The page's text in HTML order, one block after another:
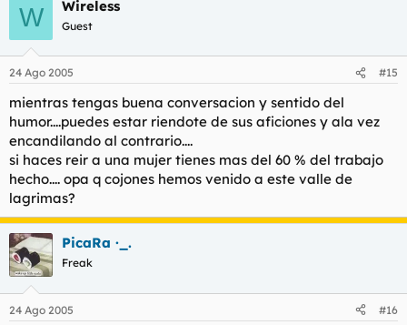
W Wireless
Guest
24 Ago 2005 #15
mientras tengas buena conversacion y sentido del
humor....puedes estar riendote de sus aficiones y ala vez
encandilando al contrario....
si haces reir a una mujer tienes mas del 60 % del trabajo
hecho.... opa q cojones hemos venido a este valle de
lagrimas?
PicaRa ·_.
Freak
24 Ago 2005 #16